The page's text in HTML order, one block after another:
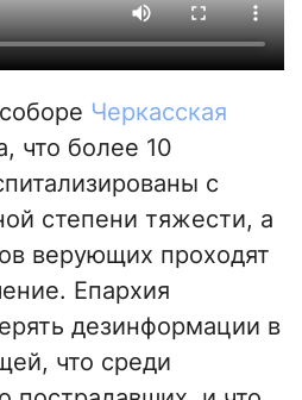
Черкасская
что более 10
с
степени тяжести, а
верующих проходят
Епархия
дезинформации в
что среди